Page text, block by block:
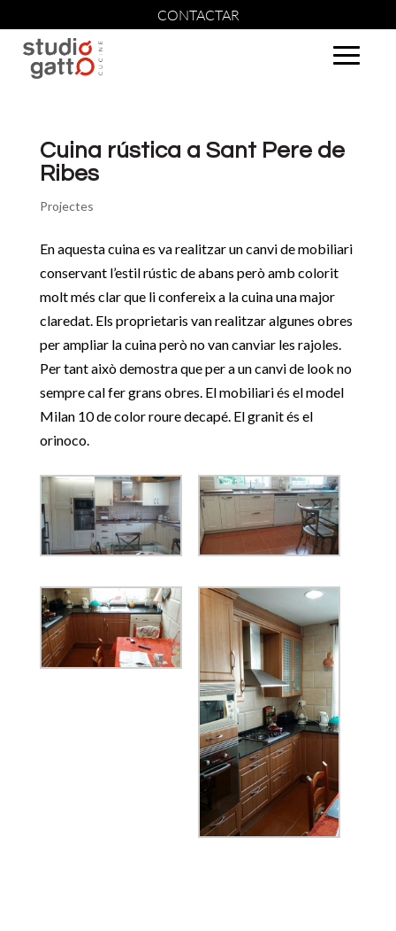
CONTACTAR
Cuina rústica a Sant Pere de
Ribes
Projectes
En aquesta cuina es va realitzar un canvi de mobiliari
conservant l’estil rústic de abans però amb colorit
molt més clar que li confereix a la cuina una major
claredat. Els proprietaris van realitzar algunes obres
per ampliar la cuina però no van canviar les rajoles.
Per tant això demostra que per a un canvi de look no
sempre cal fer grans obres. El mobiliari és el model
Milan 10 de color roure decapé. El granit és el
orinoco.